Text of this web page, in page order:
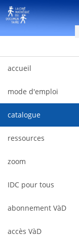
Saut au contenu
accueil
mode d'emploi
catalogue
ressources
zoom
IDC pour tous
abonnement VàD
accès VàD